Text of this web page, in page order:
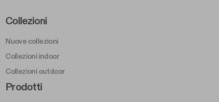
Footer Left Middle A
Collezioni
Nuove collezioni
Collezioni indoor
Collezioni outdoor
Footer Right Middle A
Prodotti